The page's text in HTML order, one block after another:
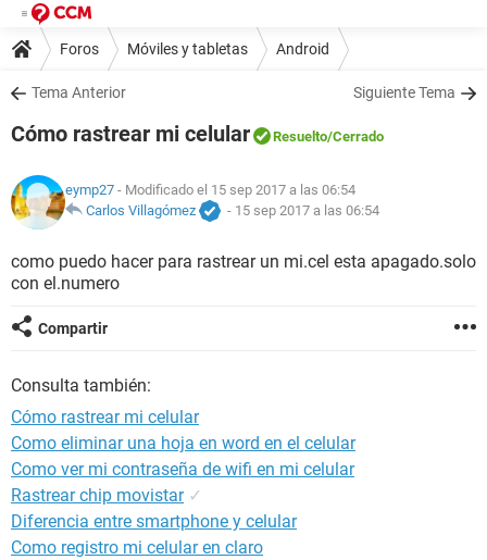
Foros Móviles y tabletas Android
Tema Anterior Siguiente Tema
Cómo rastrear mi celular Resuelto/Cerrado
eymp27 - Modificado el 15 sep 2017 a las 06:54
Carlos Villagómez
- 15 sep 2017 a las 06:54
como puedo hacer para rastrear un mi.cel esta apagado.solo
con el.numero
Compartir
Consulta también:
Cómo rastrear mi celular
Como eliminar una hoja en word en el celular
Como ver mi contraseña de wifi en mi celular
Rastrear chip movistar ✓
Diferencia entre smartphone y celular
Como registro mi celular en claro